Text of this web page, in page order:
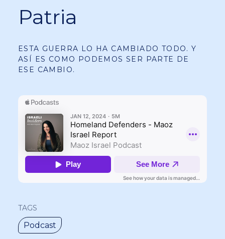
Patria
ESTA GUERRA LO HA CAMBIADO TODO. Y
ASÍ ES COMO PODEMOS SER PARTE DE
ESE CAMBIO.
TAGS
Podcast